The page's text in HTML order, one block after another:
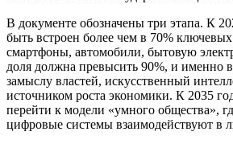
В документе обозначены три этапа. К
быть встроен более чем в 70% ключевых
смартфоны, автомобили, бытовую
доля должна превысить 90%, и именно
замыслу властей, искусственный
источником роста экономики. К 2035
перейти к модели «умного общества»,
цифровые системы взаимодействуют в